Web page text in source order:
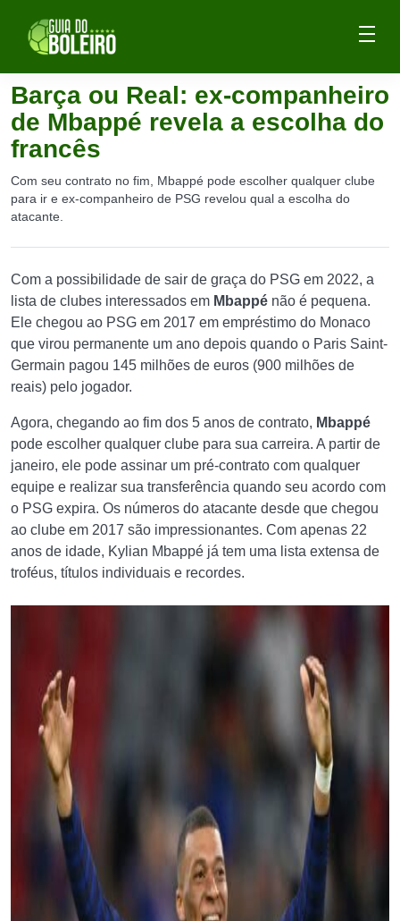
Barça ou Real: ex-companheiro
de Mbappé revela a escolha do
francês
Com seu contrato no fim, Mbappé pode escolher qualquer clube
para ir e ex-companheiro de PSG revelou qual a escolha do
atacante.
Com a possibilidade de sair de graça do PSG em 2022, a
lista de clubes interessados em Mbappé não é pequena.
Ele chegou ao PSG em 2017 em empréstimo do Monaco
que virou permanente um ano depois quando o Paris Saint-
Germain pagou 145 milhões de euros (900 milhões de
reais) pelo jogador.
Agora, chegando ao fim dos 5 anos de contrato, Mbappé
pode escolher qualquer clube para sua carreira. A partir de
janeiro, ele pode assinar um pré-contrato com qualquer
equipe e realizar sua transferência quando seu acordo com
o PSG expira. Os números do atacante desde que chegou
ao clube em 2017 são impressionantes. Com apenas 22
anos de idade, Kylian Mbappé já tem uma lista extensa de
troféus, títulos individuais e recordes.